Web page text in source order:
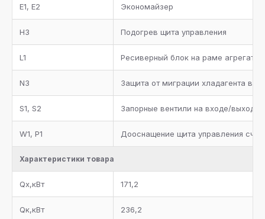
E1, E2 Экономайзер
H3 Подогрев щита управления
L1 Ресиверный блок на раме агрегата
N3 Защита от миграции хладагента во
S1, S2 Запорные вентили на входе/выходе
W1, P1 Дооснащение щита управления
Характеристики товара
Qx,кВт 171,2
Qк,кВт 236,2